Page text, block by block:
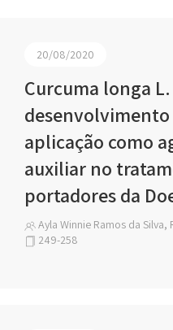
20/08/2020
Curcuma longa
aplicação como
auxiliar no
portadores da
Ayla Winnie Ramos da Silva,
249-258